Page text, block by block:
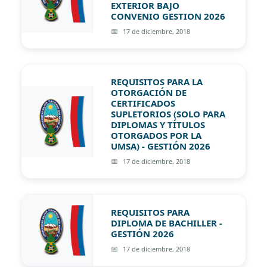
EXTERIOR BAJO
CONVENIO GESTION 2026
17 de diciembre, 2018
REQUISITOS PARA LA
OTORGACIÓN DE
CERTIFICADOS
SUPLETORIOS (SOLO PARA
DIPLOMAS Y TÍTULOS
OTORGADOS POR LA
UMSA) - GESTIÓN 2026
17 de diciembre, 2018
REQUISITOS PARA
DIPLOMA DE BACHILLER -
GESTIÓN 2026
17 de diciembre, 2018